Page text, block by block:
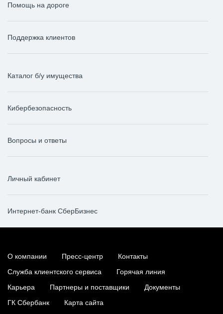
Помощь на дороге
Поддержка клиентов
Каталог б/у имущества
Кибербезопасность
Вопросы и ответы
Личный кабинет
Интернет-банк СберБизнес
О компании Пресс-центр
Контакты
Служба клиентского сервиса
Горячая линия
Карьера
Партнеры и поставщики
Документы
ГК Сбербанк
Карта сайта